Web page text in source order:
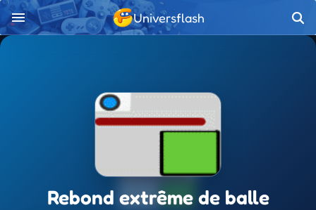
Universflash
Rebond extrême de balle